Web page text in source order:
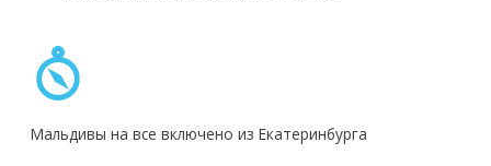
Мальдивы на все включено из Екатеринбурга